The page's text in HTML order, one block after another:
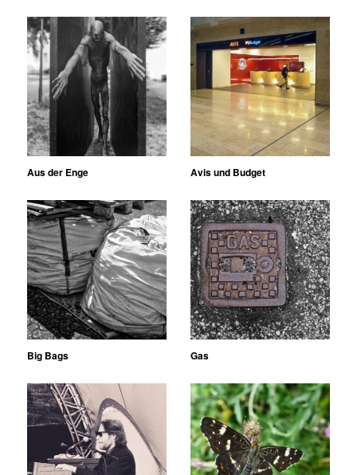
Aus der Enge Avis und Budget
Big Bags Gas